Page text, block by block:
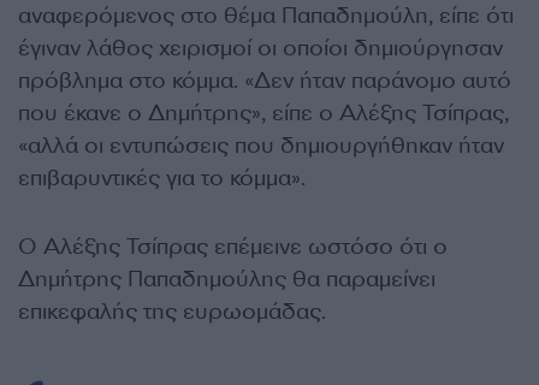
αναφερόμενος στο θέμα Παπαδημούλη, είπε ότι
έγιναν λάθος χειρισμοί οι οποίοι δημιούργησαν
πρόβλημα στο κόμμα. «Δεν ήταν παράνομο αυτό
που έκανε ο Δημήτρης», είπε ο Αλέξης Τσίπρας,
«αλλά οι εντυπώσεις που δημιουργήθηκαν ήταν
επιβαρυντικές για το κόμμα».
Ο Αλέξης Τσίπρας επέμεινε ωστόσο ότι ο
Δημήτρης Παπαδημούλης θα παραμείνει
επικεφαλής της ευρωομάδας.